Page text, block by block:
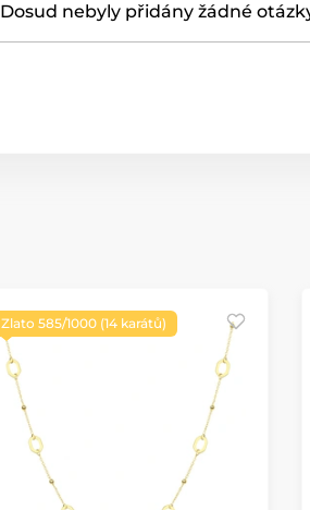
Dosud nebyly přidány žádné
Zlato 585/1000 (14 karátů)